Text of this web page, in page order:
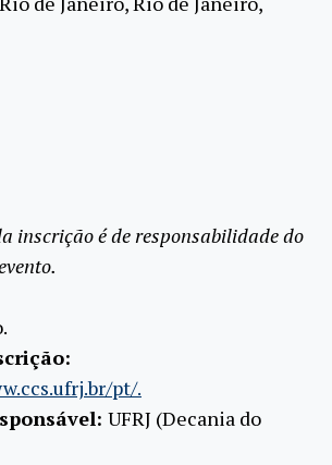
inscrição é de responsabilidade do
pt/.
UFRJ (Decania do